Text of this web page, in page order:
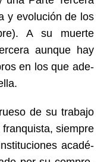
y evo­lu­ción de los
A su muer­te
aun­que hay
en los que ade­
de su tra­ba­jo
siem­pre
aca­dé­